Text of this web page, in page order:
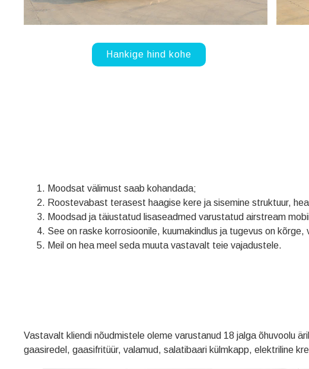
Hankige hind kohe
Moodsat välimust saab kohandada;
Roostevabast terasest haagise kere ja sisemine struktuur,
Moodsad ja täiustatud lisaseadmed varustatud airstream
See on raske korrosioonile, kuumakindlus ja tugevus on
Meil on hea meel seda muuta vastavalt teie vajadustele.
Vastavalt kliendi nõudmistele oleme varustanud 18 jalga õhuvoolu
gaasiredel, gaasifritüür, valamud, salatibaari külmkapp, elektriline